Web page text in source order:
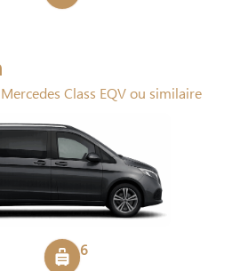
Class EQV ou similaire
6